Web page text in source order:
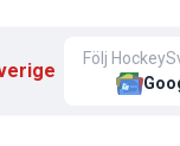
Följ